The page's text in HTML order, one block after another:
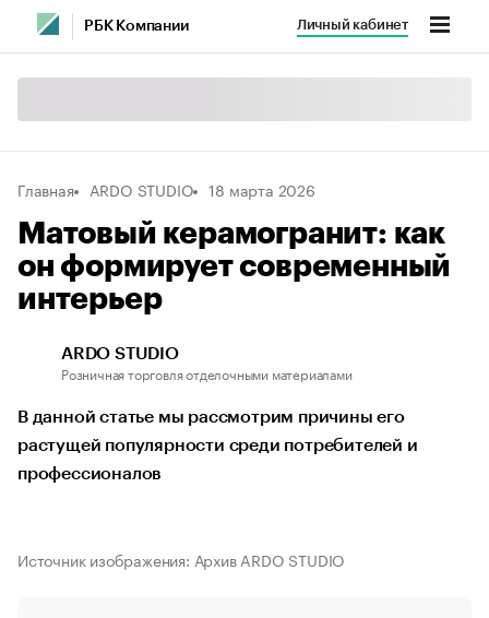
РБК Компании Личный кабинет
Главная ARDO STUDIO 18 марта 2026
Матовый керамогранит: как
он формирует современный
интерьер
ARDO STUDIO
Розничная торговля отделочными материалами
В данной статье мы рассмотрим причины его
растущей популярности среди потребителей и
профессионалов
Источник изображения: Архив ARDO STUDIO